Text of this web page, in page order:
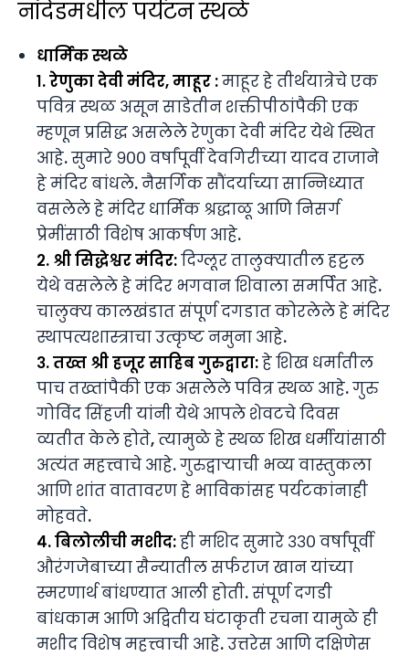
नांदेडमधील पर्यटन स्थळे
धार्मिक स्थळे
१. रेणुका देवी मंदिर, माहूर :माहूर हे तीर्थयात्रेचे एक
पवित्र स्थळ असून साडेतीन शक्तीपीठांपैकी एक
म्हणून प्रसिद्ध असलेले रेणुका देवी मंदिर येथे स्थित
आहे. सुमारे ९०० वर्षांपूर्वी देवगिरीच्या यादव राजाने
हे मंदिर बांधले. नैसर्गिक सौंदर्याच्या सान्निध्यात
वसलेले हे मंदिर धार्मिक श्रद्धाळू आणि निसर्ग
प्रेमींसाठी विशेष आकर्षण आहे.
२. श्री सिद्धेश्वर मंदिर:दिग्लूर तालुक्यातील हट्टल
येथे वसलेले हे मंदिर भगवान शिवाला समर्पित आहे.
चालुक्य कालखंडात संपूर्ण दगडात कोरलेले हे मंदिर
स्थापत्यशास्त्राचा उत्कृष्ट नमुना आहे.
३. तख्त श्री हजूर साहिब गुरुद्वारा:हे शिख धर्मातील
पाच तख्तांपैकी एक असलेले पवित्र स्थळ आहे. गुरु
गोविंद सिंहजी यांनी येथे आपले शेवटचे दिवस
व्यतीत केले होते, त्यामुळे हे स्थळ शिख धर्मीयांसाठी
अत्यंत महत्त्वाचे आहे. गुरुद्वाऱ्याची भव्य वास्तुकला
आणि शांत वातावरण हे भाविकांसह पर्यटकांनाही
मोहवते.
४. बिलोलीची मशीद:ही मशिद सुमारे ३३० वर्षांपूर्वी
औरंगजेबाच्या सैन्यातील सर्फराज खान यांच्या
स्मरणार्थ बांधण्यात आली होती. संपूर्ण दगडी
बांधकाम आणि अद्वितीय घंटाकृती रचना यामुळे ही
मशीद विशेष महत्त्वाची आहे. उत्तरेस आणि दक्षिणेस